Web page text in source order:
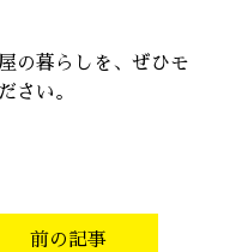
の暮らしを、ぜひモ
さい。
前の記事